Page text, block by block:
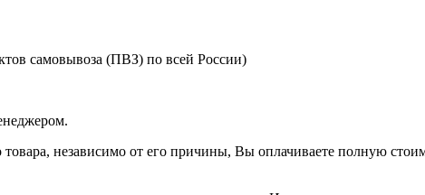
самовывоза (ПВЗ) по всей России)
товара, независимо от его причины, Вы оплачиваете полную